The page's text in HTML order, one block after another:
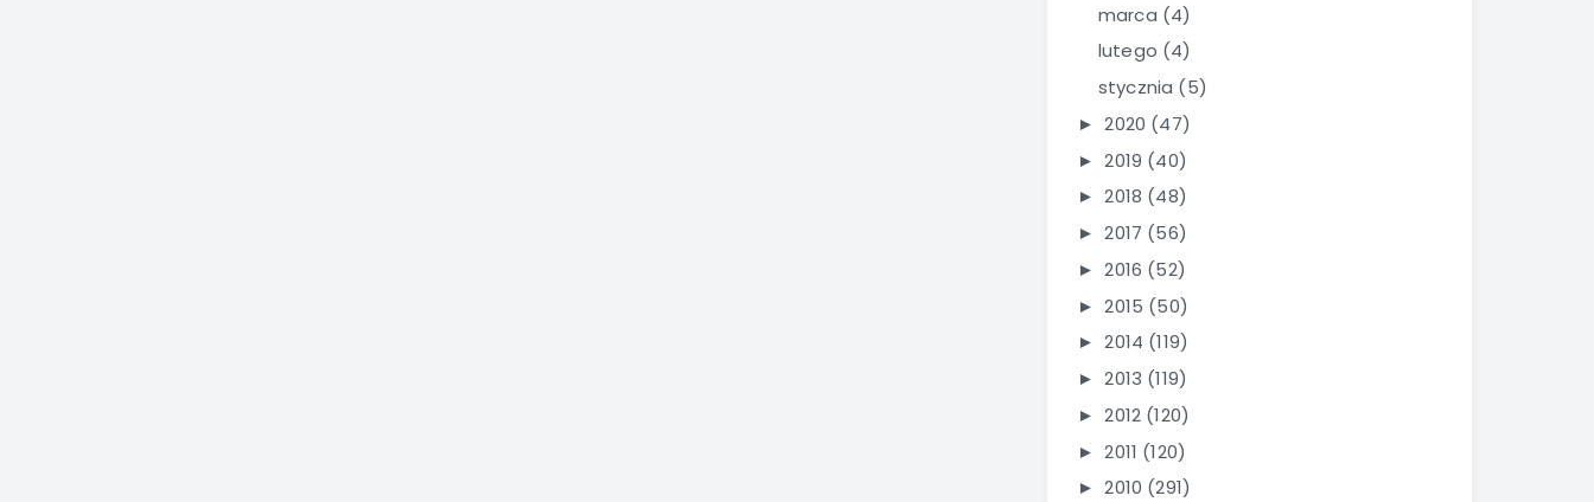
marca (4)
lutego (4)
stycznia (5)
► 2020 (47)
► 2019 (40)
► 2018 (48)
► 2017 (56)
► 2016 (52)
► 2015 (50)
► 2014 (119)
► 2013 (119)
► 2012 (120)
► 2011 (120)
► 2010 (291)